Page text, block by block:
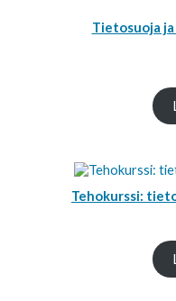
Tietosuoja
Tehokurssi: